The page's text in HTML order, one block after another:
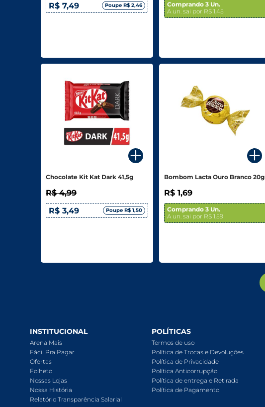
R$ 7,49
Poupe R$ 2,46
Comprando 3 Un.
A un. sai por R$ 1,45
Chocolate Kit Kat Dark 41,5g
R$ 4,99
R$ 3,49
Poupe R$ 1,50
Bombom Lacta Ouro Branco 20g
R$ 1,69
Comprando 3 Un.
A un. sai por R$ 1,59
INSTITUCIONAL
Arena Mais
Fácil Pra Pagar
Ofertas
Folheto
Nossas Lojas
Nossa História
Relatório Transparência Salarial
POLÍTICAS
Termos de uso
Política de Trocas e Devoluções
Política de Privacidade
Política Anticorrupção
Política de entrega e Retirada
Política de Pagamento